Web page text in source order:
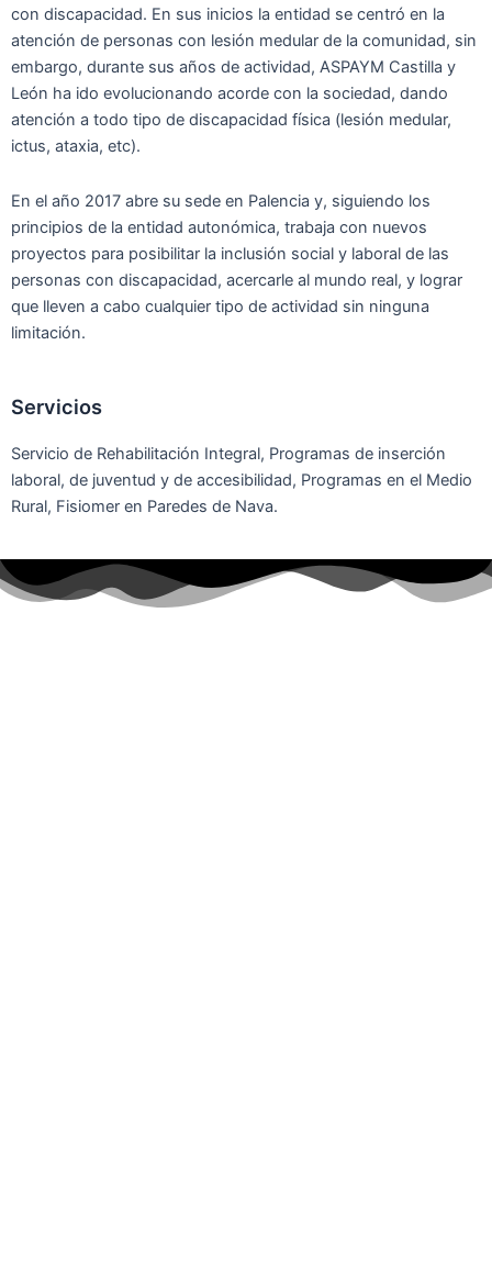
con discapacidad. En sus inicios la entidad se centró en la
atención de personas con lesión medular de la comunidad, sin
embargo, durante sus años de actividad, ASPAYM Castilla y
León ha ido evolucionando acorde con la sociedad, dando
atención a todo tipo de discapacidad física (lesión medular,
ictus, ataxia, etc).
En el año 2017 abre su sede en Palencia y, siguiendo los
principios de la entidad autonómica, trabaja con nuevos
proyectos para posibilitar la inclusión social y laboral de las
personas con discapacidad, acercarle al mundo real, y lograr
que lleven a cabo cualquier tipo de actividad sin ninguna
limitación.
Servicios
Servicio de Rehabilitación Integral, Programas de inserción
laboral, de juventud y de accesibilidad, Programas en el Medio
Rural, Fisiomer en Paredes de Nava.